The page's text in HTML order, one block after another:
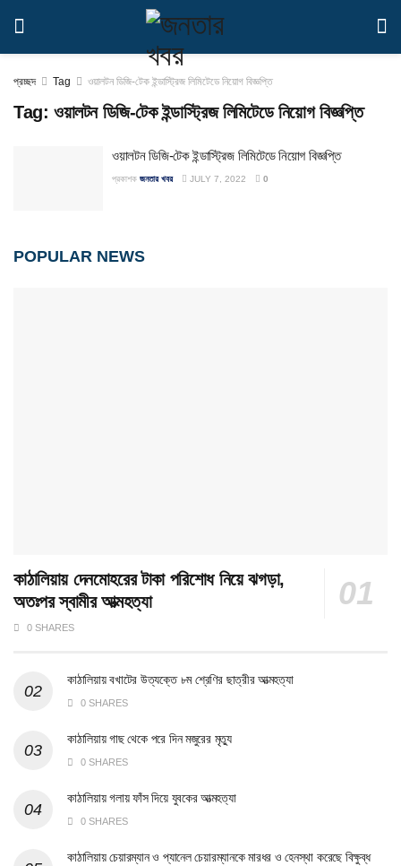
প্রচ্ছদ Tag ওয়ালটন ডিজি-টেক ইন্ডাস্ট্রিজ লিমিটেডে নিয়োগ বিজ্ঞপ্তি
Tag: ওয়ালটন ডিজি-টেক ইন্ডাস্ট্রিজ লিমিটেডে নিয়োগ বিজ্ঞপ্তি
ওয়ালটন ডিজি-টেক ইন্ডাস্ট্রিজ লিমিটেডে নিয়োগ বিজ্ঞপ্তি
প্রকাশক জনতার খবর JULY 7, 2022 0
POPULAR NEWS
কাঠালিয়ায় দেনমোহরের টাকা পরিশোধ নিয়ে ঝগড়া,
অতঃপর স্বামীর আত্মহত্যা
0 SHARES
কাঠালিয়ায় বখাটের উত্যক্তে ৮ম শ্রেণির ছাত্রীর আত্মহত্যা
0 SHARES
কাঠালিয়ায় গাছ থেকে পরে দিন মজুরের মৃত্যু
0 SHARES
কাঠালিয়ায় গলায় ফাঁস দিয়ে যুবকের আত্মহত্যা
0 SHARES
কাঠালিয়ায় চেয়ারম্যান ও প্যানেল চেয়ারম্যানকে মারধর ও হেনস্থা করেছে বিক্ষুব্ধ